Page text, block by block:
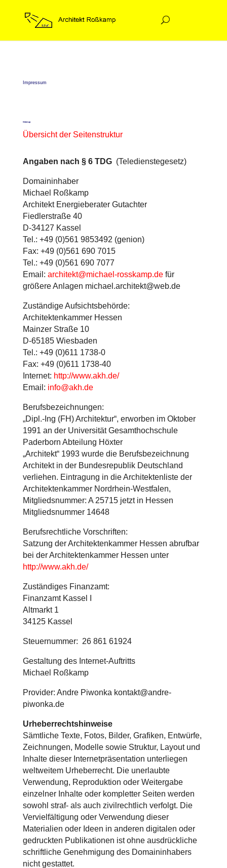
Impressum
Sitemap
Übersicht der Seitenstruktur
Angaben nach § 6 TDG (Teledienstegesetz)
Domaininhaber
Michael Roßkamp
Architekt Energieberater Gutachter
Fiedlerstraße 40
D-34127 Kassel
Tel.: +49 (0)561 9853492 (genion)
Fax: +49 (0)561 690 7015
Tel.: +49 (0)561 690 7077
Email: architekt@michael-rosskamp.defür
größere Anlagen michael.architekt@web.de
Zuständige Aufsichtsbehörde:
Architektenkammer Hessen
Mainzer Straße 10
D-65185 Wiesbaden
Tel.: +49 (0)611 1738-0
Fax: +49 (0)611 1738-40
Internet: http://www.akh.de/
Email: info@akh.de
Berufsbezeichnungen:
„Dipl.-Ing (FH) Architektur“, erworben im Oktober
1991 an der Universität Gesamthochschule
Paderborn Abteilung Höxter
„Architekt“ 1993 wurde die Berufsbezeichnung
Architekt in der Bundesrepublik Deutschland
verliehen. Eintragung in die Architektenliste der
Architektenkammer Nordrhein-Westfalen,
Mitgliedsnummer: A 25715 jetzt in Hessen
Mitgliedsnummer 14648
Berufsrechtliche Vorschriften:
Satzung der Architektenkammer Hessen abrufbar
bei der Architektenkammer Hessen unter
http://www.akh.de/
Zuständiges Finanzamt:
Finanzamt Kassel I
Altmarkt 1
34125 Kassel
Steuernummer: 26 861 61924
Gestaltung des Internet-Auftritts
Michael Roßkamp
Provider: Andre Piwonka kontakt@andre-
piwonka.de
Urheberrechtshinweise
Sämtliche Texte, Fotos, Bilder, Grafiken, Entwürfe,
Zeichnungen, Modelle sowie Struktur, Layout und
Inhalte dieser Internetpräsentation unterliegen
weltweitem Urheberrecht. Die unerlaubte
Verwendung, Reproduktion oder Weitergabe
einzelner Inhalte oder kompletter Seiten werden
sowohl straf- als auch zivilrechtlich verfolgt. Die
Vervielfältigung oder Verwendung dieser
Materialien oder Ideen in anderen digitalen oder
gedruckten Publikationen ist ohne ausdrückliche
schriftliche Genehmigung des Domaininhabers
nicht gestattet.